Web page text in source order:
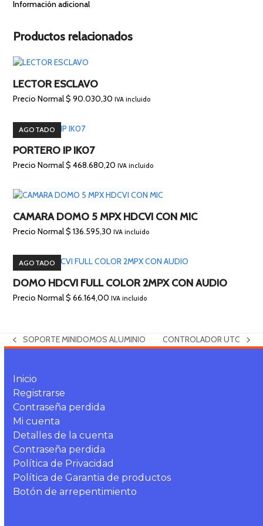
Información adicional
Productos relacionados
LECTOR ESCLAVO
Precio Normal$ 90.030,30 IVA incluido
AGOTADO
PORTERO IP IK07
Precio Normal$ 468.680,20 IVA incluido
CAMARA DOMO 5 MPX HDCVI CON MIC
Precio Normal$ 136.595,30 IVA incluido
AGOTADO
DOMO HDCVI FULL COLOR 2MPX CON AUDIO
Precio Normal$ 66.164,00 IVA incluido
previous
SOPORTE MINIDOMOS ALUMINIO
next
CONTROLADOR UTC
Inicio
Registrarse
Contraseña perdida
Mi cuenta
Detalles de la cuenta
Contraseña perdida
Política de Privacidad
Política de Garantia de productos
Botón de arrepentimiento